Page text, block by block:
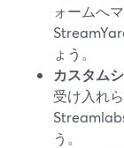
ォームへ
ょう。
カスタム
受け入れ
う。